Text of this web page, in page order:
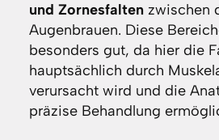
und Zornesfaltenzwischen
Augenbrauen. Diese
besonders gut, da hier die
hauptsächlich durch
verursacht wird und die
präzise Behandlung